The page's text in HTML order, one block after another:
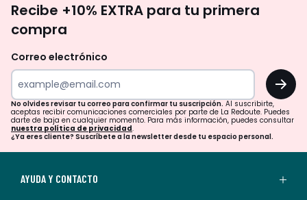
te
tu
para
confirmar
tu
suscripción.
Recibe +10% EXTRA para tu primera
compra
Correo electrónico
OK
No olvides revisar tu correo para confirmar tu suscripción. Al suscribirte,
aceptas recibir comunicaciones comerciales por parte de La Redoute. Puedes
darte de baja en cualquier momento. Para más información, puedes consultar
nuestra política de privacidad.
¿Ya eres cliente? Suscríbete a la newsletter desde tu espacio personal.
AYUDA Y CONTACTO